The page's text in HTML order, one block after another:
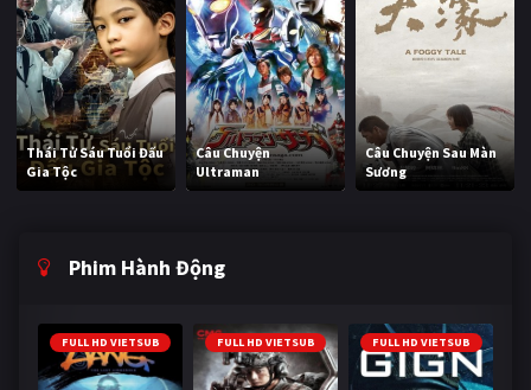
Thái Tử Sáu Tuổi Đấu
Gia Tộc
Câu Chuyện
Ultraman
Câu Chuyện Sau Màn
Sương
Phim Hành Động
FULL HD VIETSUB FULL HD VIETSUB FULL HD VIETSUB